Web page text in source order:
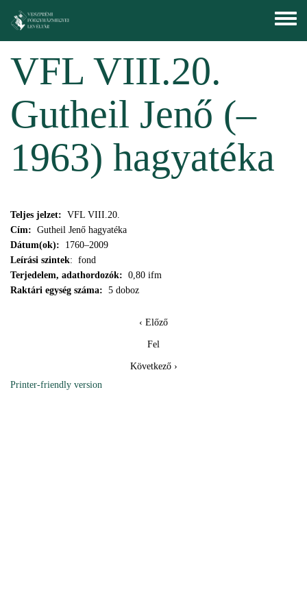
Toggle
menu
VFL VIII.20.
Gutheil Jenő (–
1963) hagyatéka
Teljes jelzet: VFL VIII.20.
Cím: Gutheil Jenő hagyatéka
Dátum(ok): 1760–2009
Leírási szintek: fond
Terjedelem, adathordozók: 0,80 ifm
Raktári egység száma: 5 doboz
‹ Előző
Fel
Következő ›
Printer-friendly version